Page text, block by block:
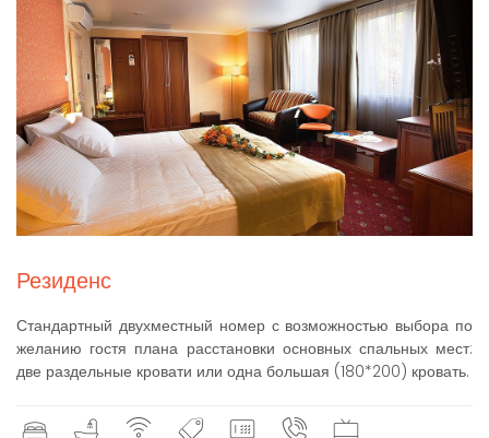
Резиденс
Стандартный двухместный номер с возможностью выбора по
желанию гостя плана расстановки основных спальных мест:
две раздельные кровати или одна большая (180*200) кровать.